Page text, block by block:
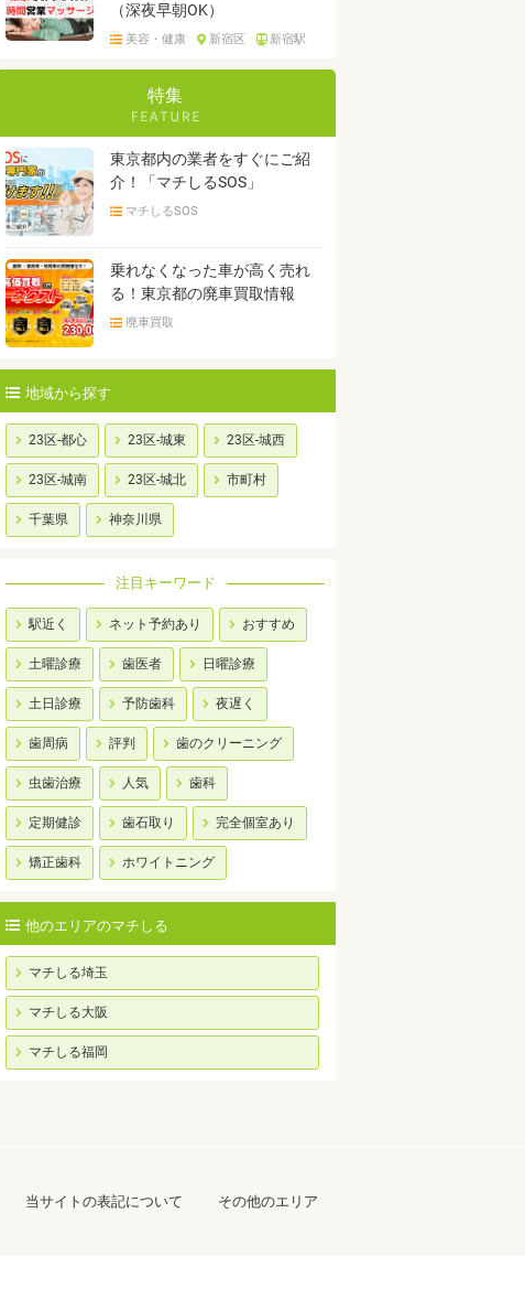
（深夜早朝OK）
美容・健康 新宿区 新宿駅
特集
東京都内の業者をすぐにご紹
介！「マチしるSOS」
マチしるSOS
乗れなくなった車が高く売れ
る！東京都の廃車買取情報
廃車買取
地域から探す
23区-都心 23区-城東 23区-城西
23区-城南 23区-城北 市町村
千葉県 神奈川県
注目キーワード
駅近く ネット予約あり おすすめ
土曜診療 歯医者 日曜診療
土日診療 予防歯科 夜遅く
歯周病 評判 歯のクリーニング
虫歯治療 人気 歯科
定期健診 歯石取り 完全個室あり
矯正歯科 ホワイトニング
他のエリアのマチしる
マチしる埼玉
マチしる大阪
マチしる福岡
当サイトの表記について その他のエリア